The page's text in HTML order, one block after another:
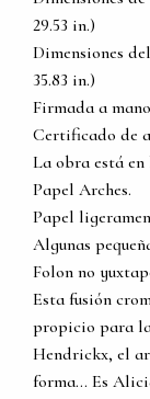
29.53 in.)
Dimensiones
35.83 in.)
Firmada a
Certificado de
La obra está en
Papel Arches.
Papel
Algunas
Folon no
Esta fusión
propicio para la
Hendrickx, el
forma... Es